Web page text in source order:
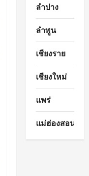
ลำปาง
ลำพูน
เชียงราย
เชียงใหม่
แพร่
แม่ฮ่องสอน